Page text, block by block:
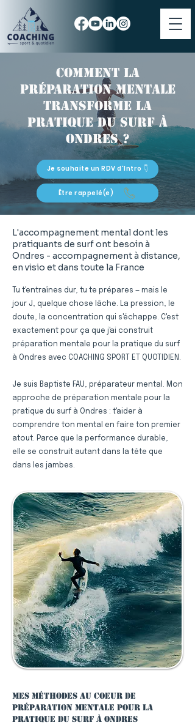
Comment la
préparation mentale
transforme la
pratique du surf à
Ondres ?
Je souhaite un RDV d'Intro 👇
Être rappelé(e)
L'accompagnement mental dont les
pratiquants de surf ont besoin à
Ondres - accompagnement à distance,
en visio et dans toute la France
Tu t'entraînes dur, tu te prépares — mais le
jour J, quelque chose lâche. La pression, le
doute, la concentration qui s'échappe. C'est
exactement pour ça que j'ai construit
préparation mentale pour la pratique du surf
à Ondres avec COACHING SPORT ET QUOTIDIEN.
Je suis Baptiste FAU, préparateur mental. Mon
approche de préparation mentale pour la
pratique du surf à Ondres : t'aider à
comprendre ton mental en faire ton premier
atout. Parce que la performance durable,
elle se construit autant dans la tête que
dans les jambes.
Mes méthodes au coeur de
préparation mentale pour la
pratique du surf à Ondres